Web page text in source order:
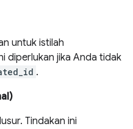
untuk istilah
diperlukan jika Anda tidak
.
Tindakan ini